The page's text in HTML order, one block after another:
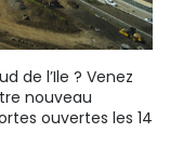
de l’Ile ? Venez
nouveau
ouvertes les 14